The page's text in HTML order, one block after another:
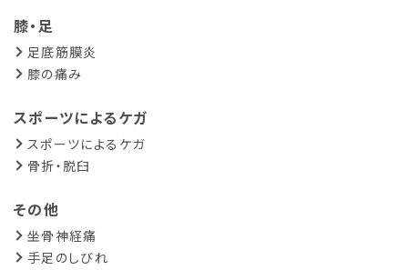
膝・足
足底筋膜炎
膝の痛み
スポーツによるケガ
スポーツによるケガ
骨折・脱臼
その他
坐骨神経痛
手足のしびれ